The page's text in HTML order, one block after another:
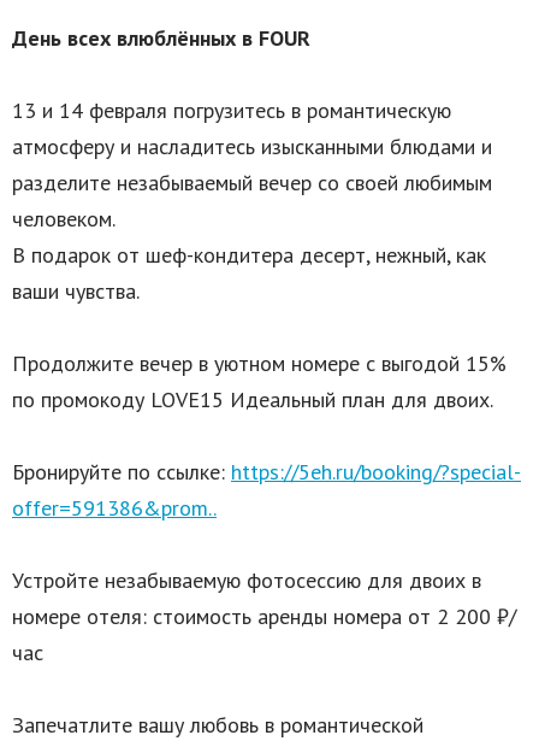
День всех влюблённых в FOUR
13 и 14 февраля погрузитесь в романтическую
атмосферу и насладитесь изысканными блюдами и
разделите незабываемый вечер со своей любимым
человеком.
В подарок от шеф-кондитера десерт, нежный, как
ваши чувства.
Продолжите вечер в уютном номере с выгодой 15%
по промокоду LOVE15 Идеальный план для двоих.
Бронируйте по ссылке: https://5eh.ru/booking/?special-
offer=591386&prom..
Устройте незабываемую фотосессию для двоих в
номере отеля: стоимость аренды номера от 2 200 ₽/
час
Запечатлите вашу любовь в романтической